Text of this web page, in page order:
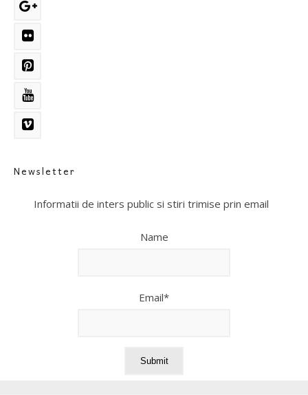
Newsletter
Informatii de inters public si stiri trimise prin email
Name
Email*